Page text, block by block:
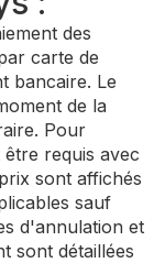
des
carte de
bancaire. Le
de la
Pour
requis avec
sont affichés
sauf
d'annulation et
sont détaillées